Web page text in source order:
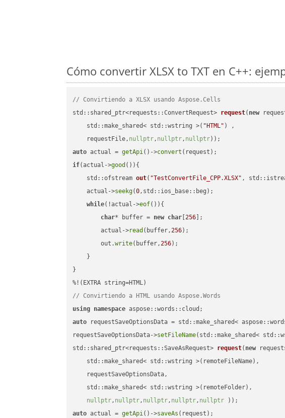
Cómo convertir XLSX to TXT en C++:
// Convirtiendo a XLSX usando Aspose.Cells
std::shared_ptr<requests::ConvertRequest> request( new
    std::make_shared< std::wstring >(
"HTML" ) ,
    requestFile,
nullptr, nullptr, nullptr))
auto actual = getApi()->convert
if(actual->good ()){
std::ofstream out( "TestConvertFile_CPP.XLSX" ,
    actual->
seekg(0,std::ios_base::beg);
while(!actual->eof()){
char* buffer = new char [256 ];
        actual->
read (buffer,256);
        out.
write(buffer,256);
    }
}
// Convirtiendo a HTML usando Aspose.Words
using namespace
auto requestSaveOptionsData = std::make_shared<
requestSaveOptionsData->setFileName(std::make_shared<
std::shared_ptr<requests::SaveAsRequest> request( new
    std::make_shared< std::wstring >(remoteFileName),
    requestSaveOptionsData,
    std::make_shared< std::wstring >(remoteFolder),
nullptr, nullptr, nullptr, nullptr, nullptr ))
auto actual = getApi()->saveAs (request);